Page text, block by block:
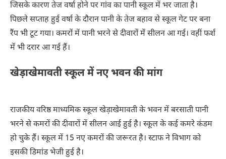
जिसके कारण तेज वर्षा होने पर गांव का पानी स्कूल में भर जाता है।
पिछले सप्ताह हुई वर्षा के दौरान पानी के तेज बहाव से स्कूल गेट पर बना
रैंप भी टूट गया। कमरों में पानी भरने से दीवारों में सीलन आ गई। वहीं फर्श
में भी दरार आ गई हैं।
खेड़ाखेमावती स्कूल में नए भवन की मांग
राजकीय वरिष्ठ माध्यमिक स्कूल खेड़ाखेमावती के भवन में बरसाती पानी
भरने से कमरों की दीवारों में सीलन आई हुई है। स्कूल के कई कमरे कंडम
हो चुके हैं। स्कूल में 15 नए कमरों की जरूरत है। स्टाफ ने विभाग को
इसकी डिमांड भेजी हुई है।